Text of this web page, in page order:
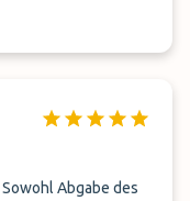
Abgabe des